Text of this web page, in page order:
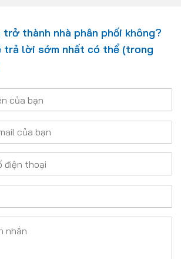
trở thành nhà phân phối không?
trả lời sớm nhất có thể (trong